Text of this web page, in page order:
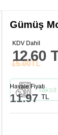
Gümüş
15.00TL
12.60
KDV Dahil
Havale Fiyatı
11.97 TL
Taksit